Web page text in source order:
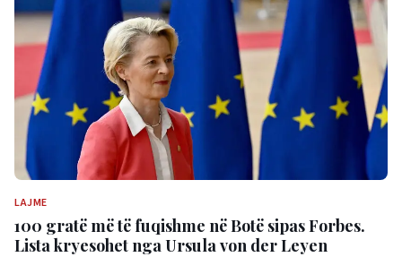
LAJME
100 gratë më të fuqishme në Botë sipas Forbes.
Lista kryesohet nga Ursula von der Leyen